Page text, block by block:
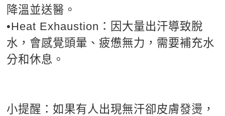
降溫並送醫。
•Heat Exhaustion：因大量出汗導致脫
水，會感覺頭暈、疲憊無力，需要補充水
分和休息。
小提醒：如果有人出現無汗卻皮膚發燙，